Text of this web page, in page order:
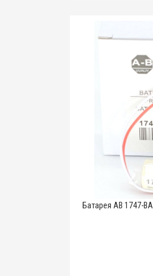
Батарея AB 1747-BA